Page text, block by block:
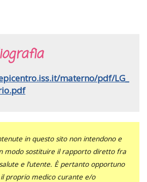
materno/pdf/LG_
in questo sito non intendono e
modo sostituire il rapporto diretto fra
e l’utente. È pertanto opportuno
proprio medico curante e/o